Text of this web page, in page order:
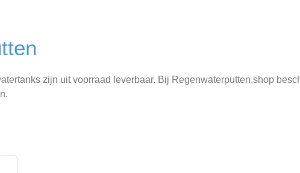
zijn uit voorraad leverbaar. Bij Regenwaterputten.shop